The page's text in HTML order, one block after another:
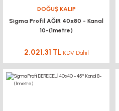
DOĞUŞ KALIP
Sigma Profil AĞIR 40x80 - Kanal
10-(1metre)
2.021,31 TL KDV Dahil